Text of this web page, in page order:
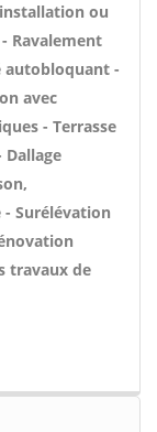
ou
Ravalement
autobloquant -
avec
- Terrasse
Dallage
Surélévation
travaux de